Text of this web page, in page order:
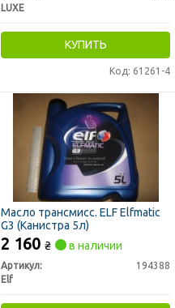
LUXE
КУПИТЬ
Код: 61261-4
Масло трансмисс. ELF Elfmatic
G3 (Канистра 5л)
2 160 ₴ в наличии
Артикул:
194388
Elf